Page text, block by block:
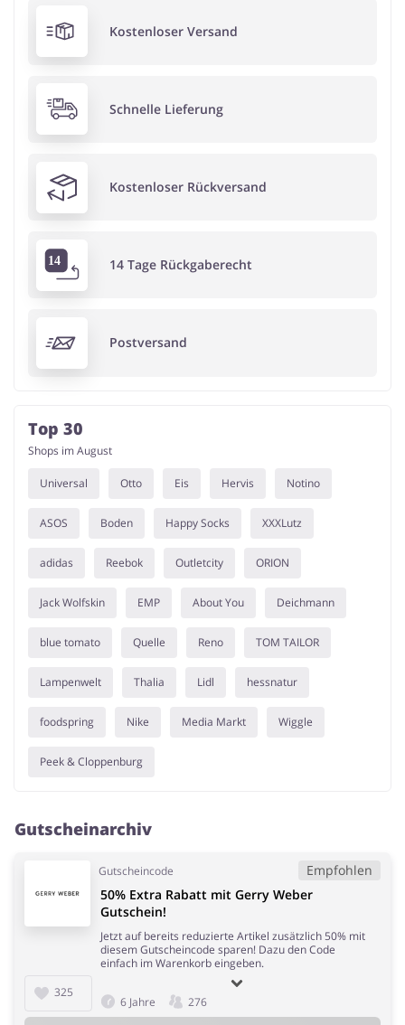
Kostenloser Versand
Schnelle Lieferung
Kostenloser Rückversand
14 Tage Rückgaberecht
Postversand
Top 30
Shops im August
Universal Otto Eis Hervis Notino
ASOS Boden Happy Socks XXXLutz
adidas Reebok Outletcity ORION
Jack Wolfskin EMP About You Deichmann
blue tomato Quelle Reno TOM TAILOR
Lampenwelt Thalia Lidl hessnatur
foodspring Nike Media Markt Wiggle
Peek & Cloppenburg
Gutscheinarchiv
Gutscheincode Empfohlen
325
50% Extra Rabatt mit Gerry Weber
Gutschein!
Jetzt auf bereits reduzierte Artikel zusätzlich 50% mit
diesem Gutscheincode sparen! Dazu den Code
einfach im Warenkorb eingeben.
6 Jahre 276